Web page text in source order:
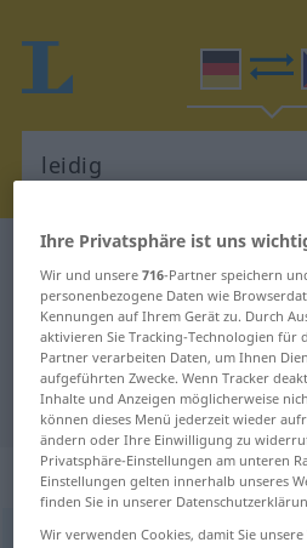
Deutsch-Tschechisch
Deutsch-
für "leidig"
"leidig"
„leidig“
leidig
Ihre Privatsphäre ist uns
Wir und unsere716-Partner speichern
personenbezogene Daten wie
Kennungen auf Ihrem Gerät zu. Durch
aktivieren Sie Tracking-Technologien für
Partner verarbeiten Daten, um Ihnen
aufgeführten Zwecke. Wenn Tracker
Inhalte und Anzeigen möglicherweise
können dieses Menü jederzeit wieder
ändern oder Ihre Einwilligung zu
Privatsphäre-Einstellungen am unteren
Einstellungen gelten innerhalb unseres
finden Sie in unserer
Wir verwenden Cookies, damit Sie